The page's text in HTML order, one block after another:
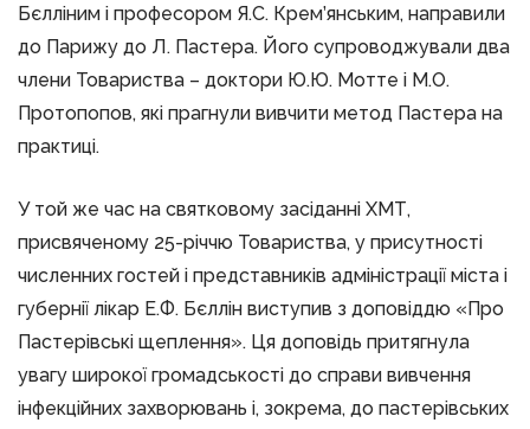
Бєлліним і професором Я.С. Крем’янським, направили
до Парижу до Л. Пастера. Його супроводжували два
члени Товариства – доктори Ю.Ю. Мотте і М.О.
Протопопов, які прагнули вивчити метод Пастера на
практиці.
У той же час на святковому засіданні ХМТ,
присвяченому 25-річчю Товариства, у присутності
численних гостей і представників адміністрації міста і
губернії лікар Е.Ф. Бєллін виступив з доповіддю «Про
Пастерівські щеплення». Ця доповідь притягнула
увагу широкої громадськості до справи вивчення
інфекційних захворювань і, зокрема, до пастерівських